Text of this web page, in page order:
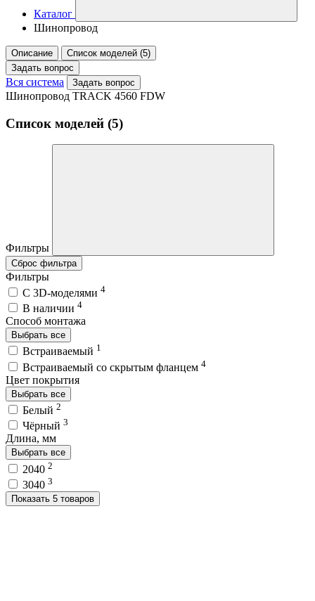
Каталог
Шинопровод
Описание
Список моделей (5)
Задать вопрос
Вся система Задать вопрос
Шинопровод TRACK 4560 FDW
Список моделей (5)
Фильтры
Сброс фильтра
Фильтры
C 3D-моделями 4
В наличии 4
Способ монтажа
Выбрать все
Встраиваемый 1
Встраиваемый со скрытым фланцем 4
Цвет покрытия
Выбрать все
Белый 2
Чёрный 3
Длина, мм
Выбрать все
2040 2
3040 3
Показать 5 товаров